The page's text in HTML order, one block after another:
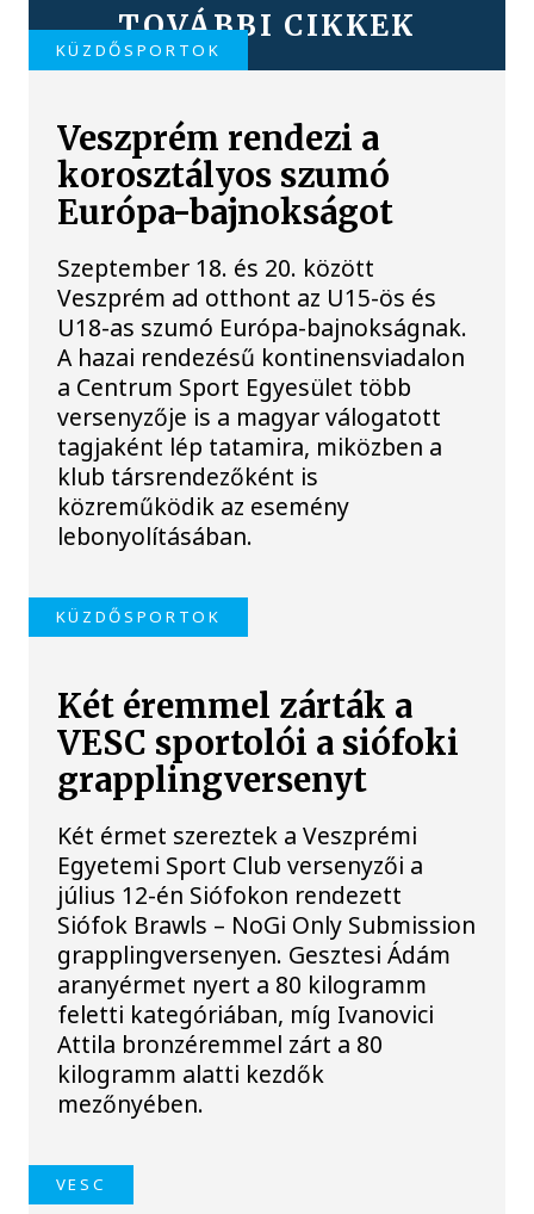
TOVÁBBI CIKKEK
KÜZDŐSPORTOK
Veszprém rendezi a
korosztályos szumó
Európa-bajnokságot
Szeptember 18. és 20. között
Veszprém ad otthont az U15-ös és
U18-as szumó Európa-bajnokságnak.
A hazai rendezésű kontinensviadalon
a Centrum Sport Egyesület több
versenyzője is a magyar válogatott
tagjaként lép tatamira, miközben a
klub társrendezőként is
közreműködik az esemény
lebonyolításában.
KÜZDŐSPORTOK
Két éremmel zárták a
VESC sportolói a siófoki
grapplingversenyt
Két érmet szereztek a Veszprémi
Egyetemi Sport Club versenyzői a
július 12-én Siófokon rendezett
Siófok Brawls – NoGi Only Submission
grapplingversenyen. Gesztesi Ádám
aranyérmet nyert a 80 kilogramm
feletti kategóriában, míg Ivanovici
Attila bronzéremmel zárt a 80
kilogramm alatti kezdők
mezőnyében.
VESC